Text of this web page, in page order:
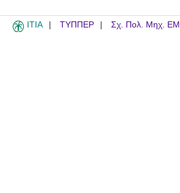
ITIA ΤΥΠΠΕΡ Σχ. Πολ. Μηχ.